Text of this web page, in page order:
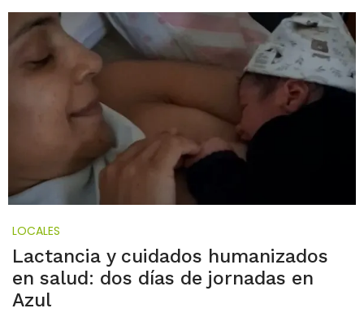
LOCALES
Lactancia y cuidados humanizados
en salud: dos días de jornadas en
Azul